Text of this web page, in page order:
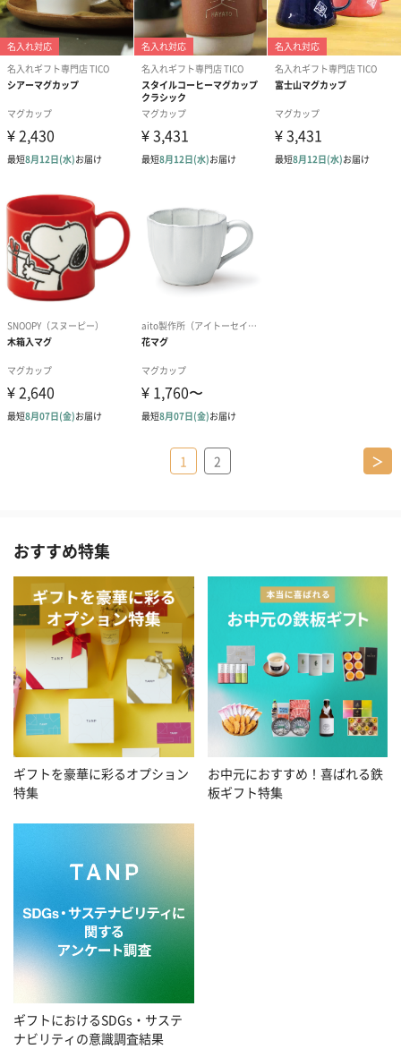
1 2 ＞
おすすめ特集
ギフトを豪華に彩るオプション
特集
お中元におすすめ！喜ばれる鉄
板ギフト特集
ギフトにおけるSDGs・サステ
ナビリティの意識調査結果